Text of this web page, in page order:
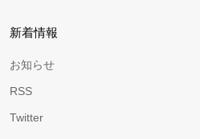
新着情報
お知らせ
RSS
Twitter